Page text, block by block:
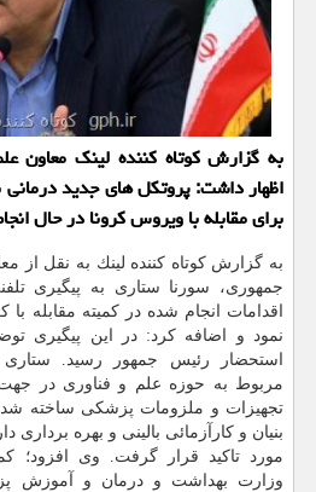
به گزارش كوتاه كننده لینك معاون
اظهار داشت: پروتكل های جدید
برای مقابله با ویروس كرونا در حال
به گزارش كوتاه كننده لینك به نقل از
جمهوری، سورنا ستاری به پیگیری
اقدامات انجام شده در كمیته مقابله
نمود و اضافه كرد: در این پیگیری
استحضار رئیس جمهور رسید. ستاری
مربوط به حوزه علم و فناوری در جهت
تجهیزات و ملزومات پزشكی ساخته
بنیان و كارآزمائی بالینی و بهره
مورد تاكید قرار گرفت. وی افزود؛
وزارت بهداشت و درمان و آموزش